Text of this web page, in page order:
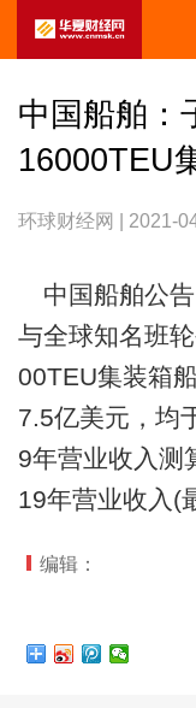
中国船舶：
16000TEU
环球财经网 | 2021-
中国船舶公告
与全球知名班
00TEU集装箱
7.5亿美元，均
9年营业收入测
19年营业收入(
编辑：